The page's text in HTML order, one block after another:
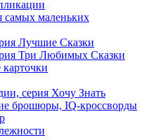
маленьких
Лучшие Сказки
Три Любимых Сказки
серия Хочу Знать
брошюры, IQ-кроссворды